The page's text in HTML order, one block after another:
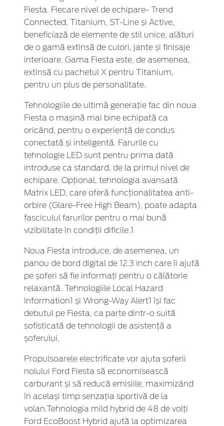
Fiesta. Fiecare nivel de echipare- Trend
Connected, Titanium, ST-Line și Active,
beneficiază de elemente de stil unice, alături
de o gamă extinsă de culori, jante și finisaje
interioare. Gama Fiesta este, de asemenea,
extinsă cu pachetul X pentru Titanium,
pentru un plus de personalitate.
Tehnologiile de ultimă generație fac din noua
Fiesta o mașină mai bine echipată ca
oricând, pentru o experiență de condus
conectată și inteligentă. Farurile cu
tehnologie LED sunt pentru prima dată
introduse ca standard, de la primul nivel de
echipare. Opțional, tehnologia avansată
Matrix LED, care oferă funcționalitatea anti-
orbire (Glare-Free High Beam), poate adapta
fasciculul farurilor pentru o mai bună
vizibilitate în condiții dificile.1
Noua Fiesta introduce, de asemenea, un
panou de bord digital de 12.3 inch care îi ajută
pe șoferi să fie informați pentru o călătorie
relaxantă. Tehnologiile Local Hazard
Information1 și Wrong-Way Alert1 își fac
debutul pe Fiesta, ca parte dintr-o suită
sofisticată de tehnologii de asistență a
șoferului.
Propulsoarele electrificate vor ajuta șoferii
nolului Ford Fiesta să economisească
carburant și să reducă emisiile, maximizând
în același timp senzația sportivă de la
volan.Tehnologia mild hybrid de 48 de volți
Ford EcoBoost Hybrid ajută la optimizarea